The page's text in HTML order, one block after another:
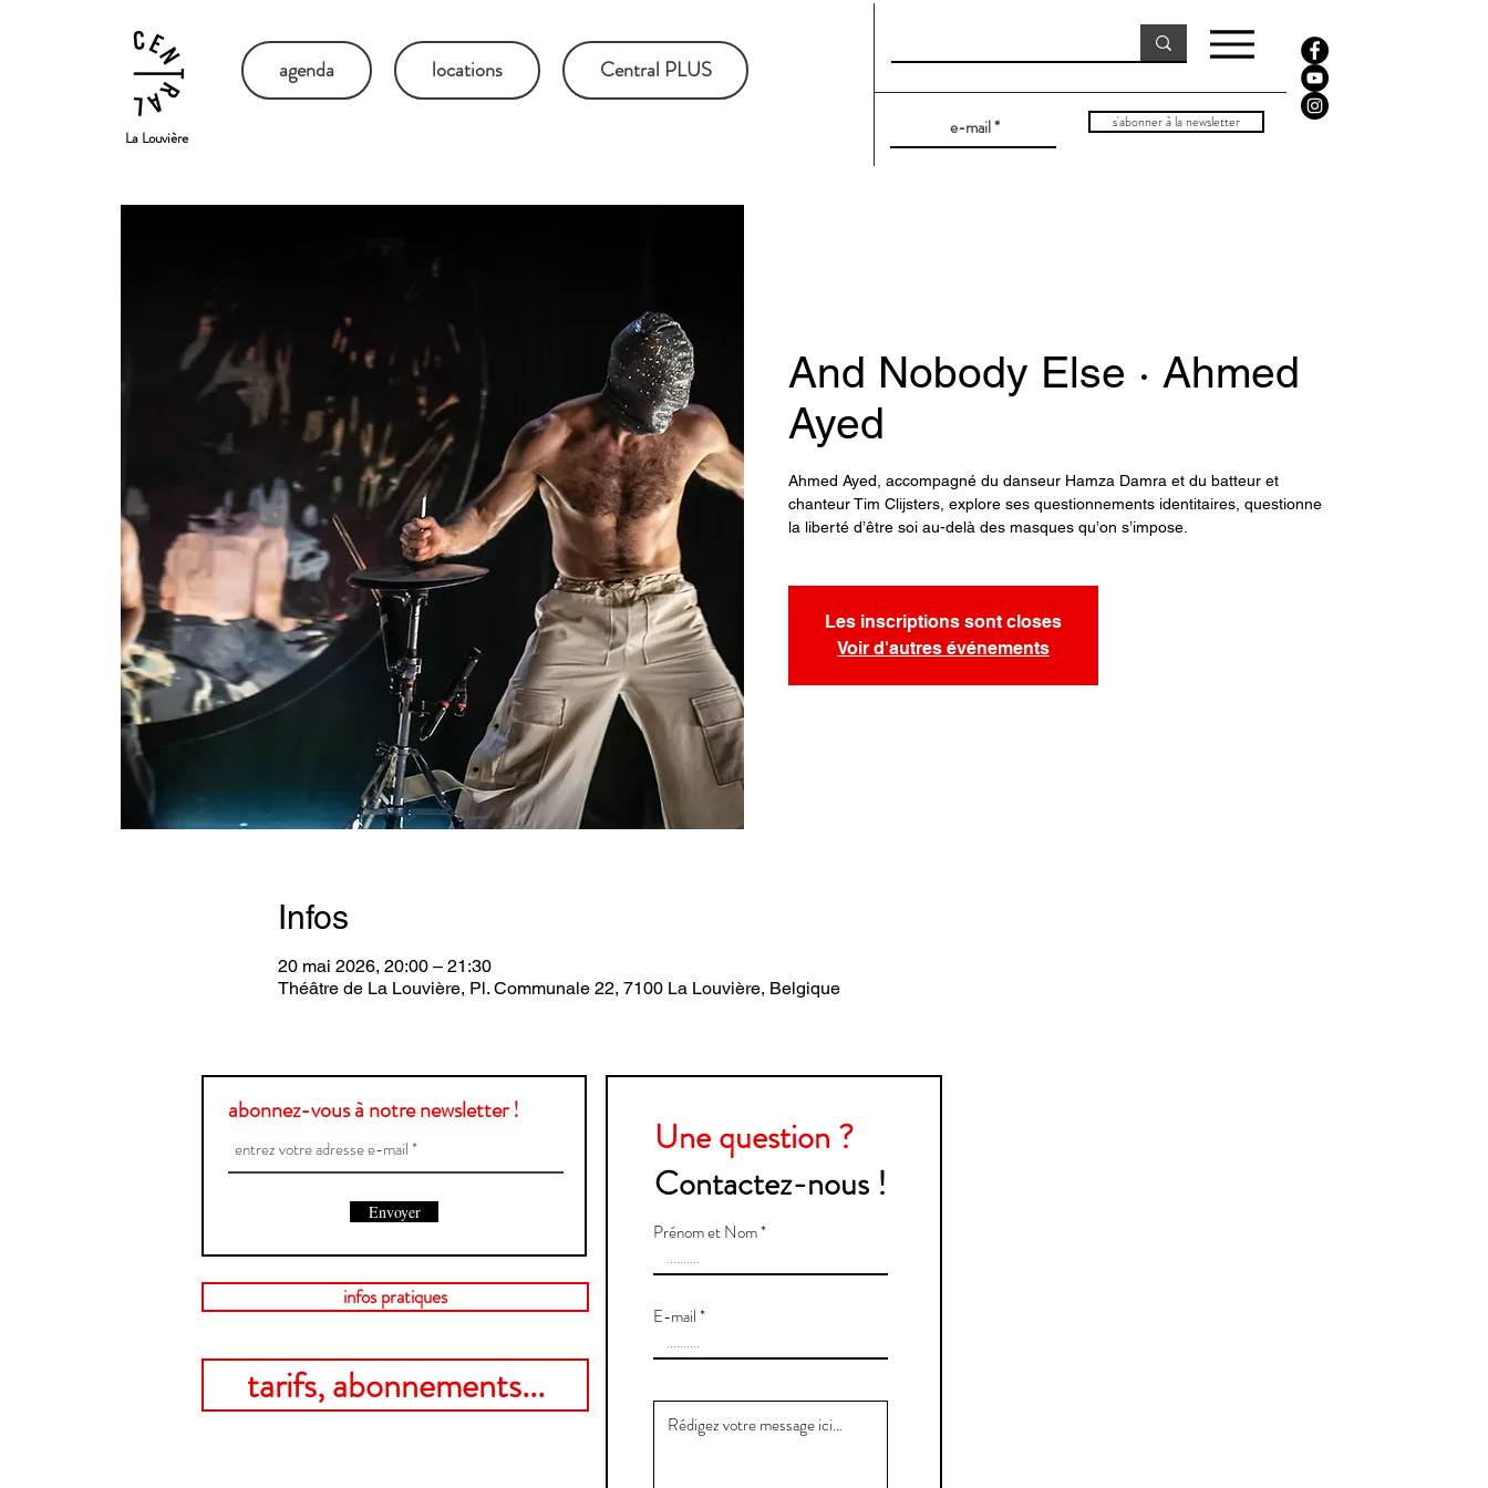
La Louvière
agenda locations Central PLUS
s'abonner à la newsletter
And Nobody Else · Ahmed
Ayed
Ahmed Ayed, accompagné du danseur Hamza Damra et du batteur et
chanteur Tim Clijsters, explore ses questionnements identitaires, questionne
la liberté d’être soi au-delà des masques qu’on s’impose.
Les inscriptions sont closes
Voir d'autres événements
Infos
20 mai 2026, 20:00 – 21:30
Théâtre de La Louvière, Pl. Communale 22, 7100 La Louvière, Belgique
abonnez-vous à notre newsletter !
Envoyer
infos pratiques
tarifs, abonnements...
Une question ?
Contactez-nous !
Prénom et Nom
E-mail